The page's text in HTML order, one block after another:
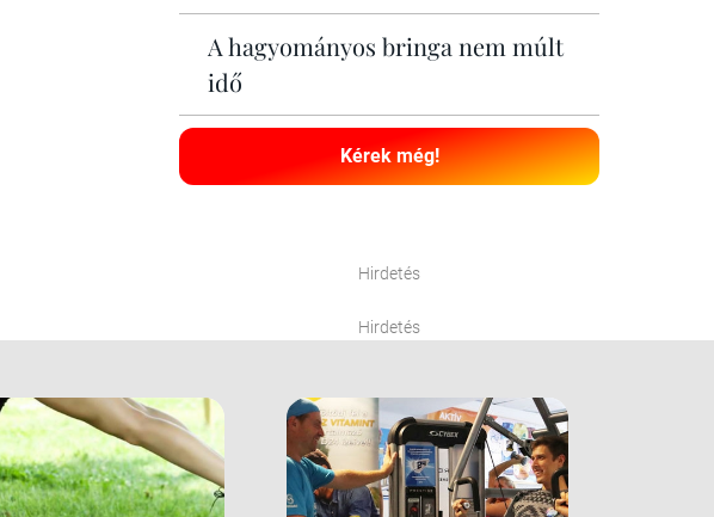
A hagyományos bringa nem múlt
idő
Kérek még!
Hirdetés
Hirdetés